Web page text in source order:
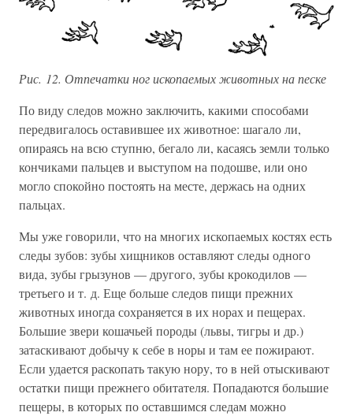
Рис. 12. Отпечатки ног ископаемых животных на песке
По виду следов можно заключить, какими способами
передвигалось оставившее их животное: шагало ли,
опираясь на всю ступню, бегало ли, касаясь земли только
кончиками пальцев и выступом на подошве, или оно
могло спокойно постоять на месте, держась на одних
пальцах.
Мы уже говорили, что на многих ископаемых костях есть
следы зубов: зубы хищников оставляют следы одного
вида, зубы грызунов — другого, зубы крокодилов —
третьего и т. д. Еще больше следов пищи прежних
животных иногда сохраняется в их норах и пещерах.
Большие звери кошачьей породы (львы, тигры и др.)
затаскивают добычу к себе в норы и там ее пожирают.
Если удается раскопать такую нору, то в ней отыскивают
остатки пищи прежнего обитателя. Попадаются большие
пещеры, в которых по оставшимся следам можно